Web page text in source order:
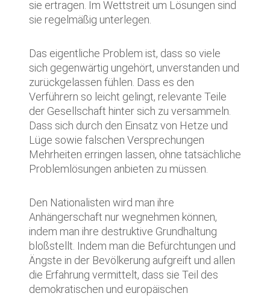
sie ertragen. Im Wettstreit um Lösungen sind
sie regelmäßig unterlegen.
Das eigentliche Problem ist, dass so viele
sich gegenwärtig ungehört, unverstanden und
zurückgelassen fühlen. Dass es den
Verführern so leicht gelingt, relevante Teile
der Gesellschaft hinter sich zu versammeln.
Dass sich durch den Einsatz von Hetze und
Lüge sowie falschen Versprechungen
Mehrheiten erringen lassen, ohne tatsächliche
Problemlösungen anbieten zu müssen.
Den Nationalisten wird man ihre
Anhängerschaft nur wegnehmen können,
indem man ihre destruktive Grundhaltung
bloßstellt. Indem man die Befürchtungen und
Ängste in der Bevölkerung aufgreift und allen
die Erfahrung vermittelt, dass sie Teil des
demokratischen und europäischen